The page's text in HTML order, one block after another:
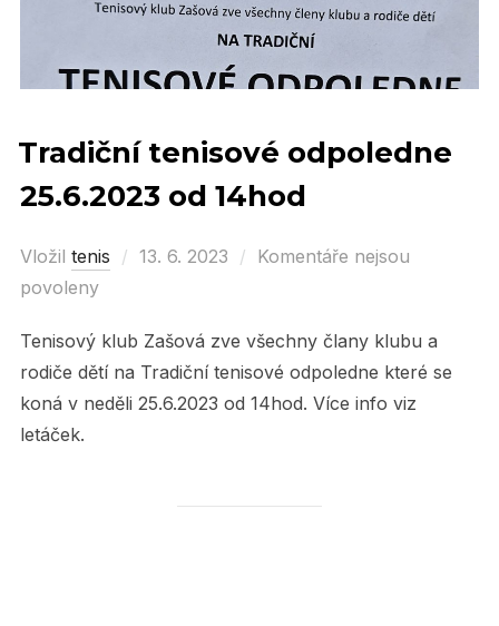
Tradiční tenisové odpoledne
25.6.2023 od 14hod
Vložil tenis
Posted
13. 6. 2023
Komentáře nejsou
povoleny
Tenisový klub Zašová zve všechny člany klubu a
rodiče dětí na Tradiční tenisové odpoledne které se
koná v neděli 25.6.2023 od 14hod. Více info viz
letáček.